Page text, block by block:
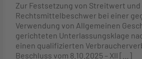
Zur Festsetzung von Streitwert und
Rechtsmittelbeschwer bei einer
Verwendung von Allgemeinen
gerichteten Unterlassungsklage
einen qualifizierten
Beschluss vom 8.10.2025 – XII […]